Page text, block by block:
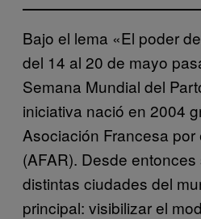
Bajo el lema «El poder
del 14 al 20 de mayo
Semana Mundial del
iniciativa nació en 2004
Asociación Francesa
(AFAR). Desde
distintas ciudades del
principal: visibilizar el